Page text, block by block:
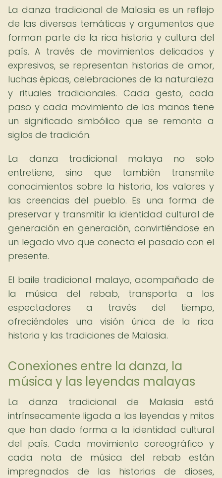
La danza tradicional de Malasia es un reflejo
de las diversas temáticas y argumentos que
forman parte de la rica historia y cultura del
país. A través de movimientos delicados y
expresivos, se representan historias de amor,
luchas épicas, celebraciones de la naturaleza
y rituales tradicionales. Cada gesto, cada
paso y cada movimiento de las manos tiene
un significado simbólico que se remonta a
siglos de tradición.
La danza tradicional malaya no solo
entretiene, sino que también transmite
conocimientos sobre la historia, los valores y
las creencias del pueblo. Es una forma de
preservar y transmitir la identidad cultural de
generación en generación, convirtiéndose en
un legado vivo que conecta el pasado con el
presente.
El baile tradicional malayo, acompañado de
la música del rebab, transporta a los
espectadores a través del tiempo,
ofreciéndoles una visión única de la rica
historia y las tradiciones de Malasia.
Conexiones entre la danza, la
música y las leyendas malayas
La danza tradicional de Malasia está
intrínsecamente ligada a las leyendas y mitos
que han dado forma a la identidad cultural
del país. Cada movimiento coreográfico y
cada nota de música del rebab están
impregnados de las historias de dioses,